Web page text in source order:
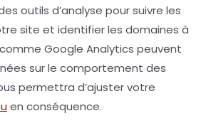
outils d’analyse pour suivre les
site et identifier les domaines à
Google Analytics peuvent
sur le comportement des
permettra d’ajuster votre
en conséquence.